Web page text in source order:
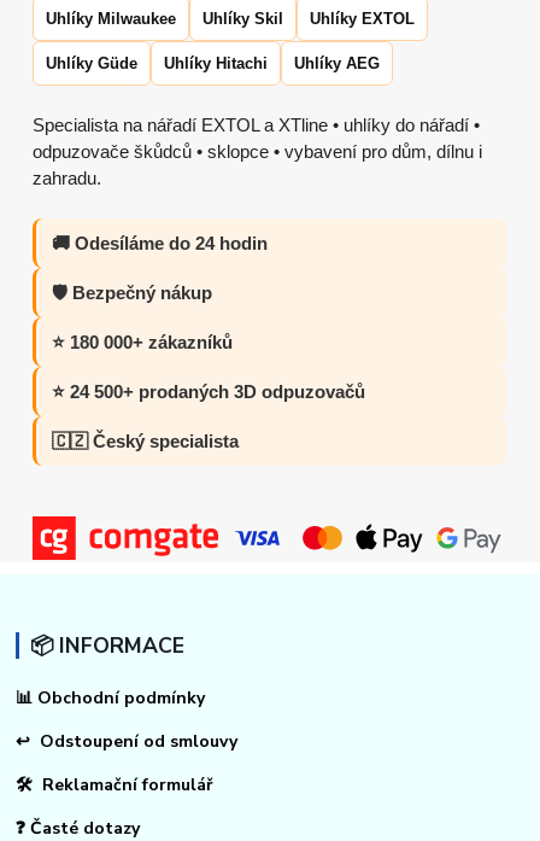
Uhlíky Milwaukee Uhlíky Skil Uhlíky EXTOL
Uhlíky Güde Uhlíky Hitachi Uhlíky AEG
Specialista na nářadí EXTOL a XTline • uhlíky do nářadí •
odpuzovače škůdců • sklopce • vybavení pro dům, dílnu i
zahradu.
🚚 Odesíláme do 24 hodin
🛡️ Bezpečný nákup
⭐ 180 000+ zákazníků
⭐ 24 500+ prodaných 3D odpuzovačů
🇨🇿 Český specialista
📦 INFORMACE
📊 Obchodní podmínky
↩ Odstoupení od smlouvy
🛠 Reklamační formulář
❓ Časté dotazy